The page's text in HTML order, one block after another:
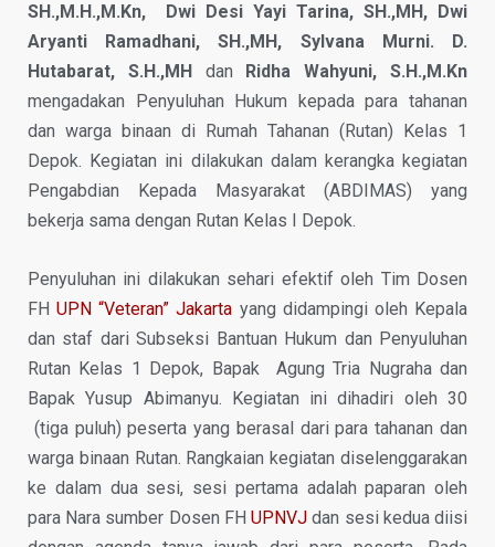
SH.,M.H.,M.Kn, Dwi Desi Yayi Tarina, SH.,MH, Dwi
Aryanti Ramadhani, SH.,MH, Sylvana Murni. D.
Hutabarat, S.H.,MH
dan
Ridha Wahyuni, S.H.,M.Kn
mengadakan Penyuluhan Hukum kepada para tahanan
dan warga binaan di Rumah Tahanan (Rutan) Kelas 1
Depok. Kegiatan ini dilakukan dalam kerangka kegiatan
Pengabdian Kepada Masyarakat (ABDIMAS) yang
bekerja sama dengan Rutan Kelas I Depok.
Penyuluhan ini dilakukan sehari efektif oleh Tim Dosen
FHUPN “Veteran” Jakarta yang didampingi oleh Kepala
dan staf dari Subseksi Bantuan Hukum dan Penyuluhan
Rutan Kelas 1 Depok, Bapak Agung Tria Nugraha dan
Bapak Yusup Abimanyu. Kegiatan ini dihadiri oleh 30
(tiga puluh) peserta yang berasal dari para tahanan dan
warga binaan Rutan. Rangkaian kegiatan diselenggarakan
ke dalam dua sesi, sesi pertama adalah paparan oleh
para Nara sumber Dosen FHUPNVJ dan sesi kedua diisi